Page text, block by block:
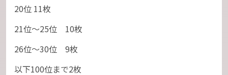
20位 11枚
21位～25位 10枚
26位～30位 9枚
以下100位まで2枚